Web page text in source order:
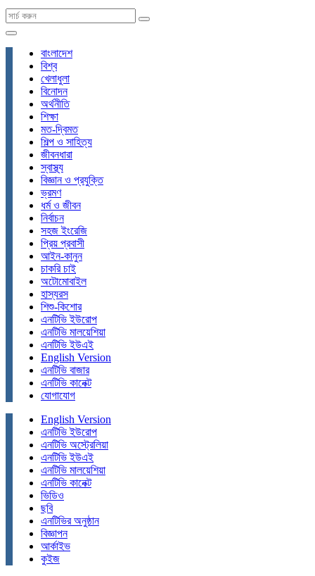
বাংলাদেশ
বিশ্ব
খেলাধুলা
বিনোদন
অর্থনীতি
শিক্ষা
মত-দ্বিমত
শিল্প ও সাহিত্য
জীবনধারা
স্বাস্থ্য
বিজ্ঞান ও প্রযুক্তি
ভ্রমণ
ধর্ম ও জীবন
নির্বাচন
সহজ ইংরেজি
প্রিয় প্রবাসী
আইন-কানুন
চাকরি চাই
অটোমোবাইল
হাস্যরস
শিশু-কিশোর
এনটিভি ইউরোপ
এনটিভি মালয়েশিয়া
এনটিভি ইউএই
English Version
এনটিভি বাজার
এনটিভি কানেক্ট
যোগাযোগ
English Version
এনটিভি ইউরোপ
এনটিভি অস্ট্রেলিয়া
এনটিভি ইউএই
এনটিভি মালয়েশিয়া
এনটিভি কানেক্ট
ভিডিও
ছবি
এনটিভির অনুষ্ঠান
বিজ্ঞাপন
আর্কাইভ
কুইজ